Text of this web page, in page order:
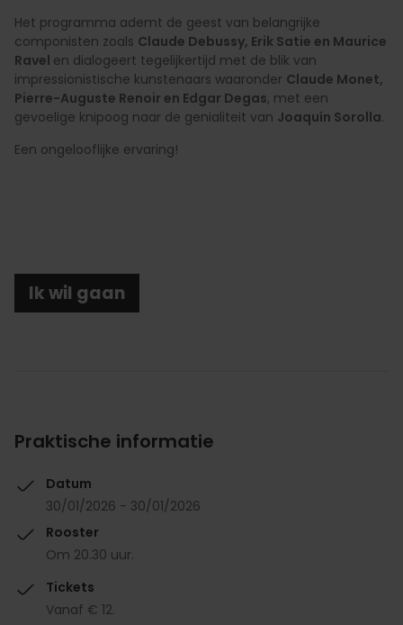
Het programma ademt de geest van belangrijke
componisten zoals Claude Debussy, Erik Satie en Maurice
Ravel en dialogeert tegelijkertijd met de blik van
impressionistische kunstenaars waaronder Claude Monet,
Pierre-Auguste Renoir en Edgar Degas, met een
gevoelige knipoog naar de genialiteit van Joaquín Sorolla.
Een ongelooflijke ervaring!
Ik wil gaan
Praktische informatie
Datum
30/01/2026 - 30/01/2026
Rooster
Om 20.30 uur.
Tickets
Vanaf € 12.